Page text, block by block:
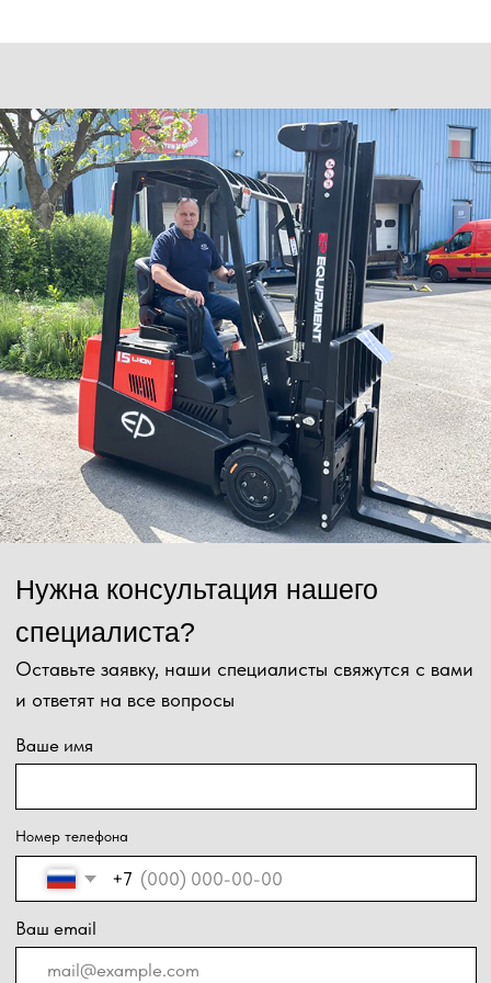
Сообщение
Отправить
Нажимая на кнопку, Вы даёте согласие на обработку персональных
данных и соглашаетесь сполитикой конфиденциальности